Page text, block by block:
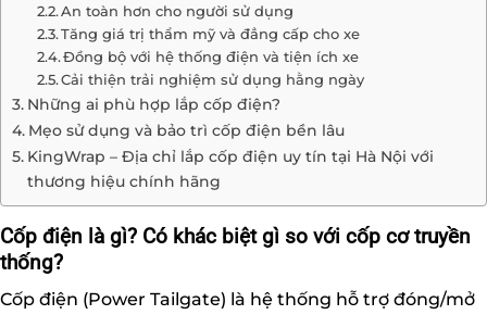
An toàn hơn cho người sử dụng
Tăng giá trị thẩm mỹ và đẳng cấp cho xe
Đồng bộ với hệ thống điện và tiện ích xe
Cải thiện trải nghiệm sử dụng hằng ngày
Những ai phù hợp lắp cốp điện?
Mẹo sử dụng và bảo trì cốp điện bền lâu
KingWrap – Địa chỉ lắp cốp điện uy tín tại Hà Nội với
thương hiệu chính hãng
Cốp điện là gì? Có khác biệt gì so với cốp cơ truyền
thống?
Cốp điện (Power Tailgate) là hệ thống hỗ trợ đóng/mở